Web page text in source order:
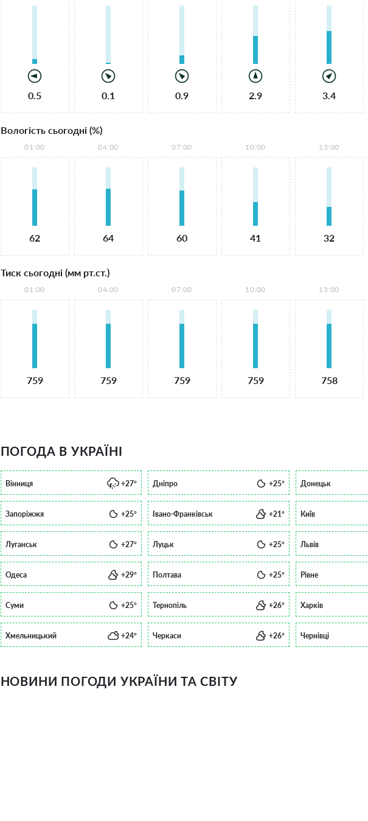
0.5 0.1 0.9 2.9 3.4
Вологість сьогодні (%)
01:00
62
04:00
64
07:00
60
10:00
41
13:00
32
Тиск сьогодні (мм рт.ст.)
01:00
759
04:00
759
07:00
759
10:00
759
13:00
758
ПОГОДА В УКРАЇНІ
Вінниця +27° Дніпро +25° Донецьк
Запоріжжя +25° Івано-Франківськ +21° Київ
Луганськ +27° Луцьк +25° Львів
Одеса +29° Полтава +25° Рівне
Суми +25° Тернопіль +26° Харків
Хмельницький +24° Черкаси +26° Чернівці
НОВИНИ ПОГОДИ УКРАЇНИ ТА СВІТУ